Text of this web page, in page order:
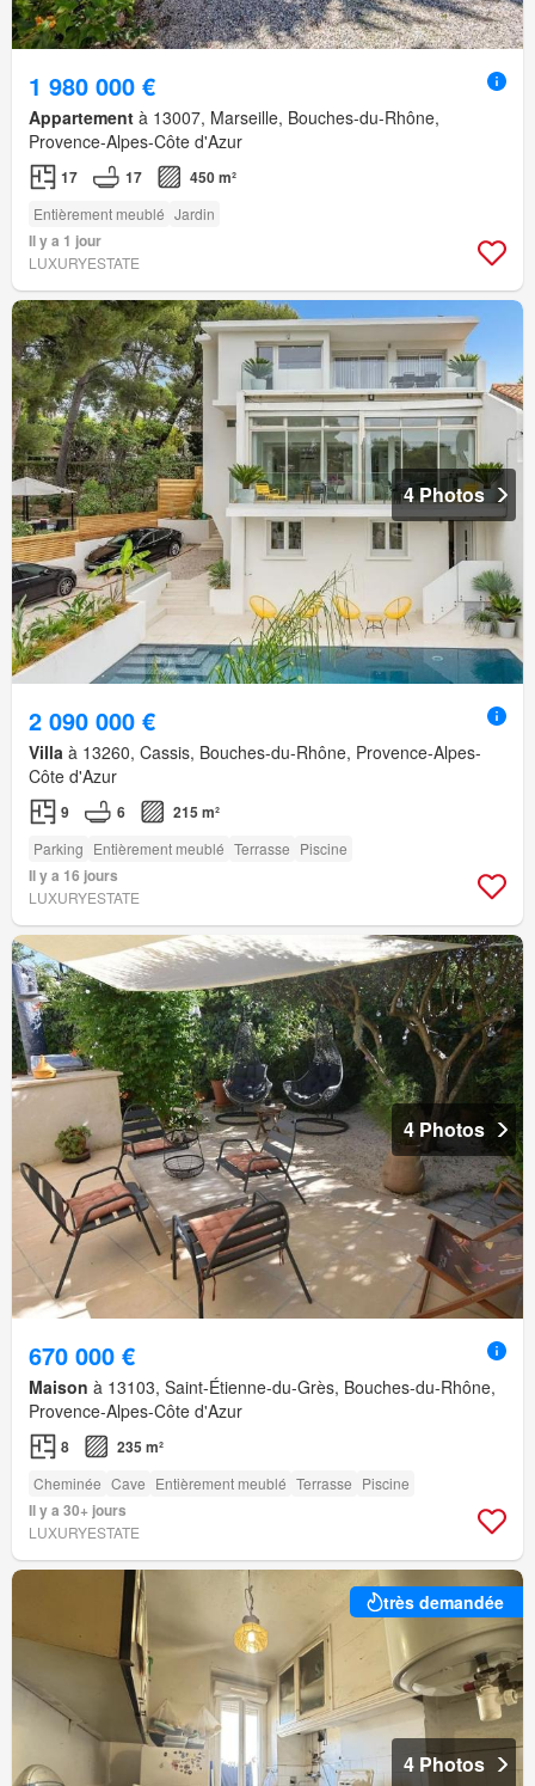
1 980 000 €
Appartement à 13007, Marseille, Bouches-du-Rhône,
Provence-Alpes-Côte d'Azur
17 17 450 m²
Entièrement meublé Jardin
Il y a 1 jour
LUXURYESTATE
4 Photos
2 090 000 €
Villa à 13260, Cassis, Bouches-du-Rhône, Provence-Alpes-
Côte d'Azur
9 6 215 m²
Parking Entièrement meublé Terrasse Piscine
Il y a 16 jours
LUXURYESTATE
4 Photos
670 000 €
Maison à 13103, Saint-Étienne-du-Grès, Bouches-du-Rhône,
Provence-Alpes-Côte d'Azur
8 235 m²
Cheminée Cave Entièrement meublé Terrasse Piscine
Il y a 30+ jours
LUXURYESTATE
très demandée
4 Photos